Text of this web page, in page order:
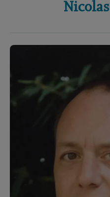
Nicolas